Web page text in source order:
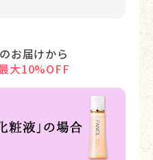
お届けから
大10%OFF